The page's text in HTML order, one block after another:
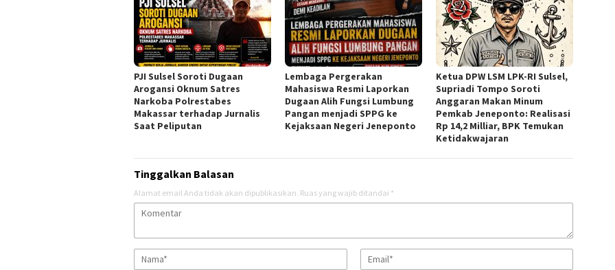
PJI Sulsel Soroti Dugaan
Arogansi Oknum Satres
Narkoba Polrestabes
Makassar terhadap Jurnalis
Saat Peliputan
Lembaga Pergerakan
Mahasiswa Resmi Laporkan
Dugaan Alih Fungsi Lumbung
Pangan menjadi SPPG ke
Kejaksaan Negeri Jeneponto
Ketua DPW LSM LPK-RI Sulsel,
Supriadi Tompo Soroti
Anggaran Makan Minum
Pemkab Jeneponto: Realisasi
Rp 14,2 Milliar, BPK Temukan
Ketidakwajaran
Tinggalkan Balasan
Alamat email Anda tidak akan dipublikasikan. Ruas yang wajib ditandai *